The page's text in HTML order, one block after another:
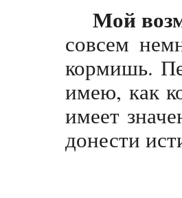
Мой
совсем
кормишь.
имею, как
имеет
донести